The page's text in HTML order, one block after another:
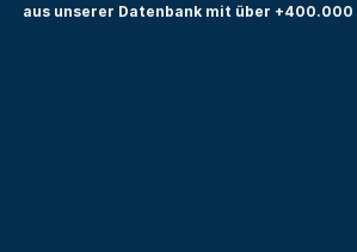
aus unserer Datenbank mit über +400.000